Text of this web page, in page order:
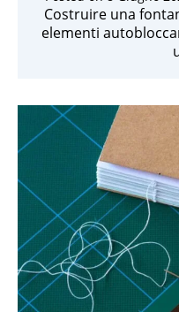
Costruire una
elementi